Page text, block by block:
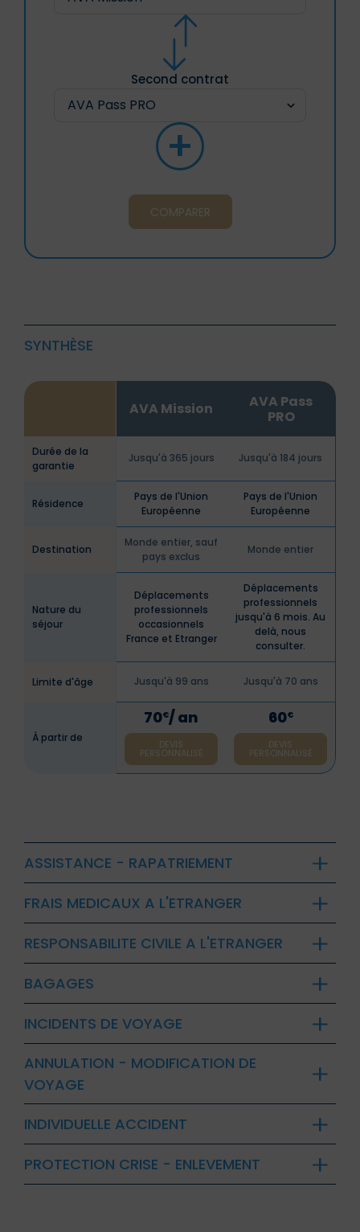
Second contrat
+
COMPARER
SYNTHÈSE
AVA Mission
AVA Pass
PRO
Durée de la
garantie
Jusqu'à 365 jours Jusqu'à 184 jours
Résidence
Pays de l'Union
Européenne
Pays de l'Union
Européenne
Destination
Monde entier, sauf
pays exclus
Monde entier
Nature du
séjour
Déplacements
professionnels
occasionnels
France et Etranger
Déplacements
professionnels
jusqu'à 6 mois. Au
delà, nous
consulter.
Limite d'âge Jusqu'à 99 ans Jusqu'à 70 ans
À partir de
70€/ an
DEVIS
PERSONNALISÉ
60€
DEVIS
PERSONNALISÉ
ASSISTANCE - RAPATRIEMENT
FRAIS MEDICAUX A L'ETRANGER
RESPONSABILITE CIVILE A L'ETRANGER
BAGAGES
INCIDENTS DE VOYAGE
ANNULATION - MODIFICATION DE
VOYAGE
INDIVIDUELLE ACCIDENT
PROTECTION CRISE - ENLEVEMENT